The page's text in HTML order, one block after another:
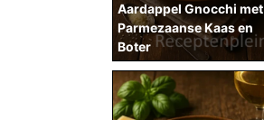
Aardappel Gnocchi met
Parmezaanse Kaas en
Boter